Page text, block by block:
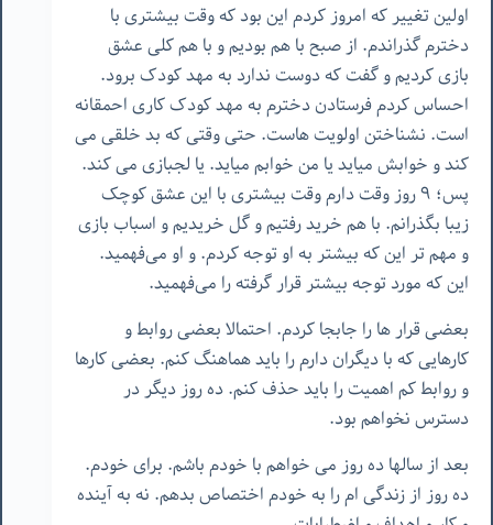
اولین تغییر که امروز کردم این بود که وقت بیشتری با
دخترم گذراندم. از صبح با هم بودیم و با هم کلی عشق
بازی کردیم و گفت که دوست ندارد به مهد کودک برود.
احساس کردم فرستادن دخترم به مهد کودک کاری احمقانه
است. نشناختن اولویت هاست. حتی وقتی که بد خلقی می
کند و خوابش میاید یا من خوابم میاید. یا لجبازی می کند.
پس؛ ۹ روز وقت دارم وقت بیشتری با این عشق کوچک
زیبا بگذرانم. با هم خرید رفتیم و گل خریدیم و اسباب بازی
و مهم تر این که بیشتر به او توجه کردم. و او می‌فهمید.
این که مورد توجه بیشتر قرار گرفته را می‌فهمید.
بعضی قرار ها را جابجا کردم. احتمالا بعضی روابط و
کارهایی که با دیگران دارم را باید هماهنگ کنم. بعضی کارها
و روابط کم اهمیت را باید حذف کنم. ده روز دیگر در
دسترس نخواهم بود.
بعد از سالها ده روز می خواهم با خودم باشم. برای خودم.
ده روز از زندگی ام را به خودم اختصاص بدهم. نه به آینده